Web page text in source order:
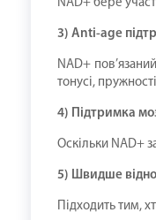
NAD+ бере
3) Anti-age
NAD+
тонусі,
4) Підтримка
Оскільки NAD+
5) Швидше
Підходить тим,